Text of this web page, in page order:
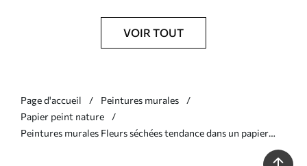
VOIR TOUT
Page d'accueil
Peintures murales
Papier peint nature
Peintures murales Fleurs séchées tendance dans un papier